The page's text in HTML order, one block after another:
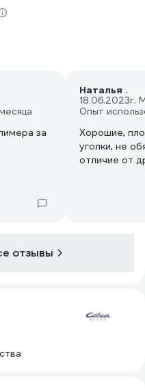
за
Наталья .
18.06.2023г.
Опыт
Хорошие,
уголки, не
отличие от
отзывы